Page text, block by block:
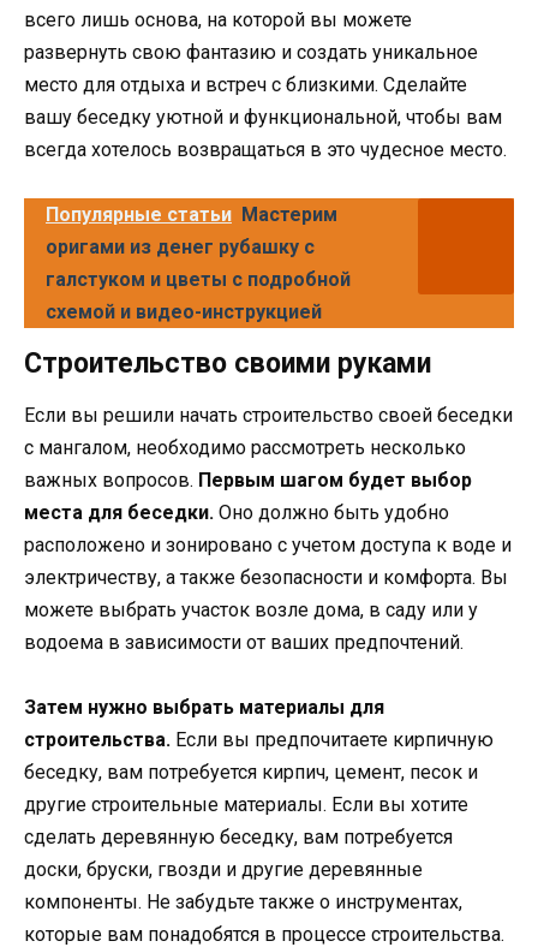
всего лишь основа, на которой вы можете
развернуть свою фантазию и создать уникальное
место для отдыха и встреч с близкими. Сделайте
вашу беседку уютной и функциональной, чтобы вам
всегда хотелось возвращаться в это чудесное место.
Популярные статьи Мастерим
оригами из денег рубашку с
галстуком и цветы с подробной
схемой и видео-инструкцией
Строительство своими руками
Если вы решили начать строительство своей беседки
с мангалом, необходимо рассмотреть несколько
важных вопросов. Первым шагом будет выбор
места для беседки. Оно должно быть удобно
расположено и зонировано с учетом доступа к воде и
электричеству, а также безопасности и комфорта. Вы
можете выбрать участок возле дома, в саду или у
водоема в зависимости от ваших предпочтений.
Затем нужно выбрать материалы для
строительства. Если вы предпочитаете кирпичную
беседку, вам потребуется кирпич, цемент, песок и
другие строительные материалы. Если вы хотите
сделать деревянную беседку, вам потребуется
доски, бруски, гвозди и другие деревянные
компоненты. Не забудьте также о инструментах,
которые вам понадобятся в процессе строительства.